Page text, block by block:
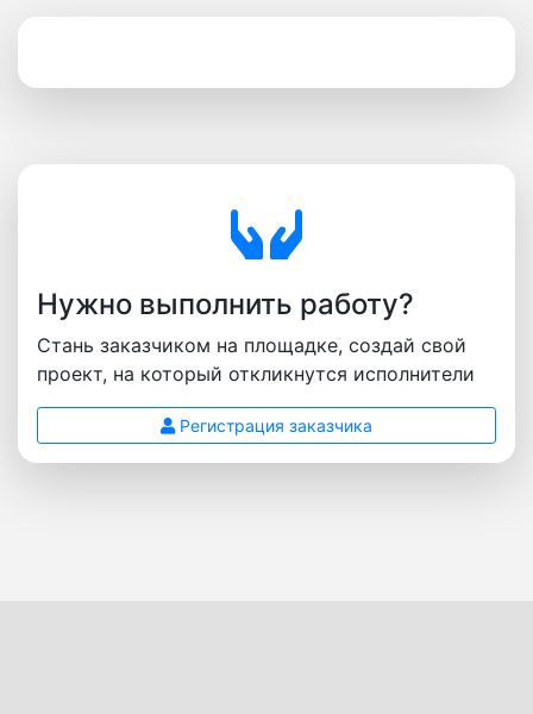
Нужно выполнить работу?
Стань заказчиком на площадке, создай свой
проект, на который откликнутся исполнители
Регистрация заказчика